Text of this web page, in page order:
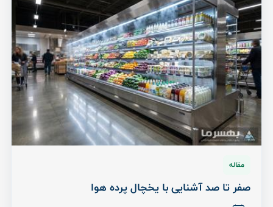
مقاله
صفر تا صد آشنایی با یخچال پرده هوا